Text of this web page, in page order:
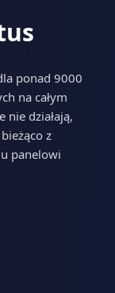
ponad 9000
na całym
nie działają,
z
panelowi